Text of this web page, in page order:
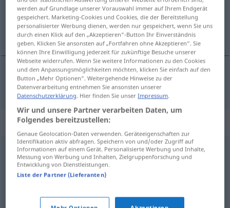
(Für mehr Details die Übersetzung anklicken/antippen)
čovječuljak
čovječuljak Wicht
Synonyme für "Wicht"
Komiker (ugs.),Wurst (ugs.)
werden auf Grundlage unserer Vorauswahl immer auf Ihrem Endgerät
gespeichert. Marketing-Cookies und Cookies, die der Bereitstellung
personalisierter Werbung dienen, werden nur gespeichert, wenn Sie uns
durch einen Klick auf den „Akzeptieren“-Button Ihr Einverständnis
geben. Klicken Sie ansonsten auf „Fortfahren ohne Akzeptieren“. Sie
können Ihre Einwilligung jederzeit für zukünftige Besuche unserer
Webseite widerrufen. Wenn Sie weitere Informationen zu den Cookies
und den Anpassungsmöglichkeiten möchten, klicken Sie einfach auf den
Button „Mehr Optionen“. Weitergehende Hinweise zu der
Datenverarbeitung entnehmen Sie ansonsten unserer
Datenschutzerklärung. Hier finden Sie unserImpressum.
Wir und unsere Partner verarbeiten Daten, um
Folgendes bereitzustellen:
Genaue Geolocation-Daten verwenden. Geräteeigenschaften zur
Identifikation aktiv abfragen. Speichern von und/oder Zugriff auf
Informationen auf einem Gerät. Personalisierte Werbung und Inhalte,
Messung von Werbung und Inhalten, Zielgruppenforschung und
Entwicklung von Dienstleistungen.
Liste der Partner (Lieferanten)